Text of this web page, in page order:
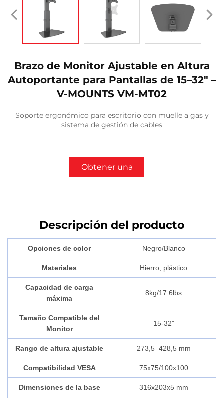
Brazo de Monitor Ajustable en Altura
Autoportante para Pantallas de 15–32" –
V-MOUNTS VM-MT02
Soporte ergonómico para escritorio con muelle a gas y
sistema de gestión de cables
Obtener una
Descripción del producto
Opciones de color Negro/Blanco
Materiales Hierro, plástico
Capacidad de carga
máxima
8kg/17.6lbs
Tamaño Compatible del
Monitor
15-32"
Rango de altura ajustable 273,5–428,5 mm
Compatibilidad VESA 75x75/100x100
Dimensiones de la base 316x203x5 mm